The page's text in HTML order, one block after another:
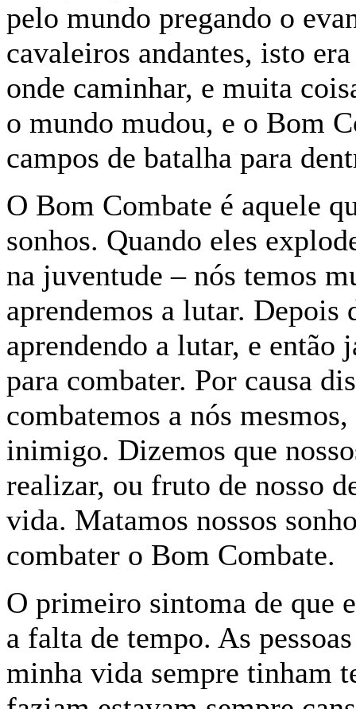
pelo mundo pregando o
cavaleiros andantes, isto
onde caminhar, e muita
o mundo mudou, e o Bom
campos de batalha para
O Bom Combate é aquele
sonhos. Quando eles
na juventude – nós temos
aprendemos a lutar.
aprendendo a lutar, e então
para combater. Por causa
combatemos a nós
inimigo. Dizemos que
realizar, ou fruto de nosso
vida. Matamos nossos
combater o Bom Combate.
O primeiro sintoma de que
a falta de tempo. As
minha vida sempre tinham